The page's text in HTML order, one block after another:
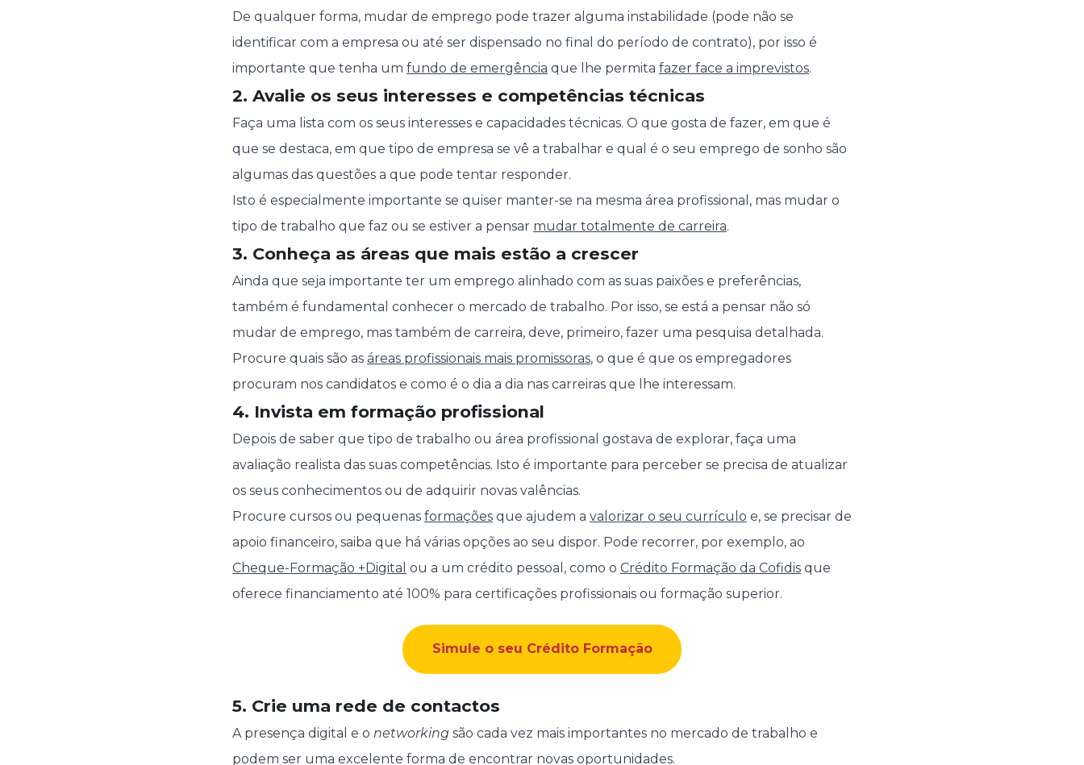
De qualquer forma, mudar de emprego pode trazer alguma instabilidade (pode não se
identificar com a empresa ou até ser dispensado no final do período de contrato), por isso é
importante que tenha um fundo de emergência que lhe permita fazer face a imprevistos.
2. Avalie os seus interesses e competências técnicas
Faça uma lista com os seus interesses e capacidades técnicas. O que gosta de fazer, em que é
que se destaca, em que tipo de empresa se vê a trabalhar e qual é o seu emprego de sonho são
algumas das questões a que pode tentar responder.
Isto é especialmente importante se quiser manter-se na mesma área profissional, mas mudar o
tipo de trabalho que faz ou se estiver a pensar mudar totalmente de carreira.
3. Conheça as áreas que mais estão a crescer
Ainda que seja importante ter um emprego alinhado com as suas paixões e preferências,
também é fundamental conhecer o mercado de trabalho. Por isso, se está a pensar não só
mudar de emprego, mas também de carreira, deve, primeiro, fazer uma pesquisa detalhada.
Procure quais são as áreas profissionais mais promissoras, o que é que os empregadores
procuram nos candidatos e como é o dia a dia nas carreiras que lhe interessam.
4. Invista em formação profissional
Depois de saber que tipo de trabalho ou área profissional gostava de explorar, faça uma
avaliação realista das suas competências. Isto é importante para perceber se precisa de atualizar
os seus conhecimentos ou de adquirir novas valências.
Procure cursos ou pequenas formações que ajudem a valorizar o seu currículo e, se precisar de
apoio financeiro, saiba que há várias opções ao seu dispor. Pode recorrer, por exemplo, ao
Cheque-Formação +Digital ou a um crédito pessoal, como o Crédito Formação da Cofidis que
oferece financiamento até 100% para certificações profissionais ou formação superior.
Simule o seu Crédito Formação
5. Crie uma rede de contactos
A presença digital e o networking são cada vez mais importantes no mercado de trabalho e
podem ser uma excelente forma de encontrar novas oportunidades.